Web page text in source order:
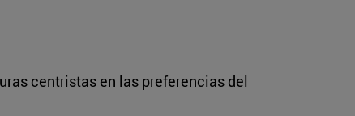
centristas en las preferencias del